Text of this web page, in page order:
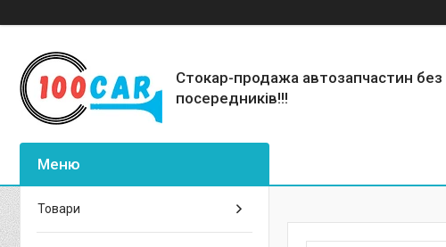
Стокар-продажа автозапчастин без
посередників!!!
Товари